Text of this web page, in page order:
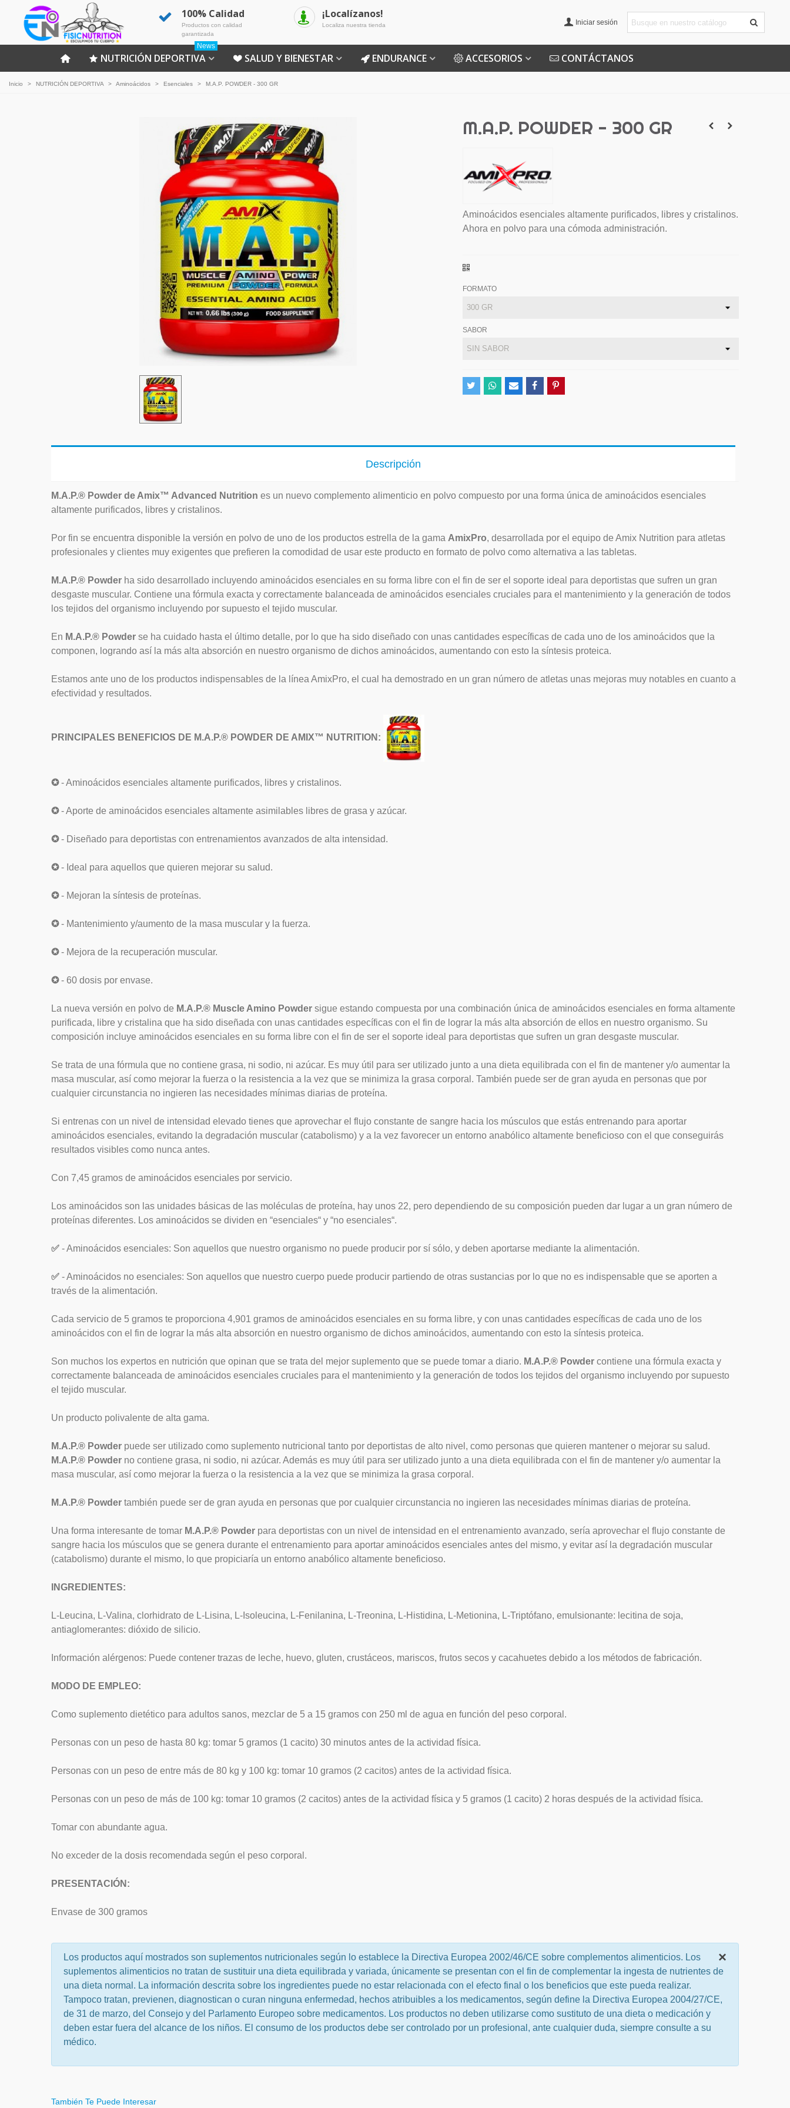
100% Calidad
Productos con calidad
garantizada
¡Localízanos!
Localiza nuestra tienda Iniciar sesión
NUTRICIÓN DEPORTIVA
News
SALUD Y BIENESTAR ENDURANCE ACCESORIOS CONTÁCTANOS
Inicio > NUTRICIÓN DEPORTIVA > Aminoácidos > Esenciales > M.A.P. POWDER - 300 GR
M.A.P. POWDER - 300 GR
Aminoácidos esenciales altamente purificados, libres y cristalinos.
Ahora en polvo para una cómoda administración.
FORMATO
SABOR
Descripción
M.A.P.® Powder de Amix™ Advanced Nutrition es un nuevo complemento alimenticio en polvo compuesto por una forma única de aminoácidos esenciales
altamente purificados, libres y cristalinos.
Por fin se encuentra disponible la versión en polvo de uno de los productos estrella de la gama AmixPro, desarrollada por el equipo de Amix Nutrition para atletas
profesionales y clientes muy exigentes que prefieren la comodidad de usar este producto en formato de polvo como alternativa a las tabletas.
M.A.P.® Powder ha sido desarrollado incluyendo aminoácidos esenciales en su forma libre con el fin de ser el soporte ideal para deportistas que sufren un gran
desgaste muscular. Contiene una fórmula exacta y correctamente balanceada de aminoácidos esenciales cruciales para el mantenimiento y la generación de todos
los tejidos del organismo incluyendo por supuesto el tejido muscular.
En M.A.P.® Powder se ha cuidado hasta el último detalle, por lo que ha sido diseñado con unas cantidades específicas de cada uno de los aminoácidos que la
componen, logrando así la más alta absorción en nuestro organismo de dichos aminoácidos, aumentando con esto la síntesis proteica.
Estamos ante uno de los productos indispensables de la línea AmixPro, el cual ha demostrado en un gran número de atletas unas mejoras muy notables en cuanto a
efectividad y resultados.
PRINCIPALES BENEFICIOS DE M.A.P.® POWDER DE AMIX™ NUTRITION:
✪- Aminoácidos esenciales altamente purificados, libres y cristalinos.
✪- Aporte de aminoácidos esenciales altamente asimilables libres de grasa y azúcar.
✪- Diseñado para deportistas con entrenamientos avanzados de alta intensidad.
✪- Ideal para aquellos que quieren mejorar su salud.
✪- Mejoran la síntesis de proteínas.
✪- Mantenimiento y/aumento de la masa muscular y la fuerza.
✪- Mejora de la recuperación muscular.
✪- 60 dosis por envase.
La nueva versión en polvo de M.A.P.® Muscle Amino Powder sigue estando compuesta por una combinación única de aminoácidos esenciales en forma altamente
purificada, libre y cristalina que ha sido diseñada con unas cantidades específicas con el fin de lograr la más alta absorción de ellos en nuestro organismo. Su
composición incluye aminoácidos esenciales en su forma libre con el fin de ser el soporte ideal para deportistas que sufren un gran desgaste muscular.
Se trata de una fórmula que no contiene grasa, ni sodio, ni azúcar. Es muy útil para ser utilizado junto a una dieta equilibrada con el fin de mantener y/o aumentar la
masa muscular, así como mejorar la fuerza o la resistencia a la vez que se minimiza la grasa corporal. También puede ser de gran ayuda en personas que por
cualquier circunstancia no ingieren las necesidades mínimas diarias de proteína.
Si entrenas con un nivel de intensidad elevado tienes que aprovechar el flujo constante de sangre hacia los músculos que estás entrenando para aportar
aminoácidos esenciales, evitando la degradación muscular (catabolismo) y a la vez favorecer un entorno anabólico altamente beneficioso con el que conseguirás
resultados visibles como nunca antes.
Con 7,45 gramos de aminoácidos esenciales por servicio.
Los aminoácidos son las unidades básicas de las moléculas de proteína, hay unos 22, pero dependiendo de su composición pueden dar lugar a un gran número de
proteínas diferentes. Los aminoácidos se dividen en “esenciales“ y “no esenciales“.
✅ - Aminoácidos esenciales: Son aquellos que nuestro organismo no puede producir por sí sólo, y deben aportarse mediante la alimentación.
✅ - Aminoácidos no esenciales: Son aquellos que nuestro cuerpo puede producir partiendo de otras sustancias por lo que no es indispensable que se aporten a
través de la alimentación.
Cada servicio de 5 gramos te proporciona 4,901 gramos de aminoácidos esenciales en su forma libre, y con unas cantidades específicas de cada uno de los
aminoácidos con el fin de lograr la más alta absorción en nuestro organismo de dichos aminoácidos, aumentando con esto la síntesis proteica.
Son muchos los expertos en nutrición que opinan que se trata del mejor suplemento que se puede tomar a diario. M.A.P.® Powder contiene una fórmula exacta y
correctamente balanceada de aminoácidos esenciales cruciales para el mantenimiento y la generación de todos los tejidos del organismo incluyendo por supuesto
el tejido muscular.
Un producto polivalente de alta gama.
M.A.P.® Powder puede ser utilizado como suplemento nutricional tanto por deportistas de alto nivel, como personas que quieren mantener o mejorar su salud.
M.A.P.® Powder no contiene grasa, ni sodio, ni azúcar. Además es muy útil para ser utilizado junto a una dieta equilibrada con el fin de mantener y/o aumentar la
masa muscular, así como mejorar la fuerza o la resistencia a la vez que se minimiza la grasa corporal.
M.A.P.® Powder también puede ser de gran ayuda en personas que por cualquier circunstancia no ingieren las necesidades mínimas diarias de proteína.
Una forma interesante de tomar M.A.P.® Powder para deportistas con un nivel de intensidad en el entrenamiento avanzado, sería aprovechar el flujo constante de
sangre hacia los músculos que se genera durante el entrenamiento para aportar aminoácidos esenciales antes del mismo, y evitar así la degradación muscular
(catabolismo) durante el mismo, lo que propiciaría un entorno anabólico altamente beneficioso.
INGREDIENTES:
L-Leucina, L-Valina, clorhidrato de L-Lisina, L-Isoleucina, L-Fenilanina, L-Treonina, L-Histidina, L-Metionina, L-Triptófano, emulsionante: lecitina de soja,
antiaglomerantes: dióxido de silicio.
Información alérgenos: Puede contener trazas de leche, huevo, gluten, crustáceos, mariscos, frutos secos y cacahuetes debido a los métodos de fabricación.
MODO DE EMPLEO:
Como suplemento dietético para adultos sanos, mezclar de 5 a 15 gramos con 250 ml de agua en función del peso corporal.
Personas con un peso de hasta 80 kg: tomar 5 gramos (1 cacito) 30 minutos antes de la actividad física.
Personas con un peso de entre más de 80 kg y 100 kg: tomar 10 gramos (2 cacitos) antes de la actividad física.
Personas con un peso de más de 100 kg: tomar 10 gramos (2 cacitos) antes de la actividad física y 5 gramos (1 cacito) 2 horas después de la actividad física.
Tomar con abundante agua.
No exceder de la dosis recomendada según el peso corporal.
PRESENTACIÓN:
Envase de 300 gramos
×
Los productos aquí mostrados son suplementos nutricionales según lo establece la Directiva Europea 2002/46/CE sobre complementos alimenticios. Los
suplementos alimenticios no tratan de sustituir una dieta equilibrada y variada, únicamente se presentan con el fin de complementar la ingesta de nutrientes de
una dieta normal. La información descrita sobre los ingredientes puede no estar relacionada con el efecto final o los beneficios que este pueda realizar.
Tampoco tratan, previenen, diagnostican o curan ninguna enfermedad, hechos atribuibles a los medicamentos, según define la Directiva Europea 2004/27/CE,
de 31 de marzo, del Consejo y del Parlamento Europeo sobre medicamentos. Los productos no deben utilizarse como sustituto de una dieta o medicación y
deben estar fuera del alcance de los niños. El consumo de los productos debe ser controlado por un profesional, ante cualquier duda, siempre consulte a su
médico.
También Te Puede Interesar